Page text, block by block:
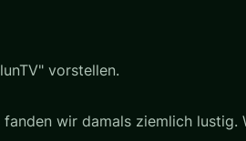
vorstellen.
wir damals ziemlich